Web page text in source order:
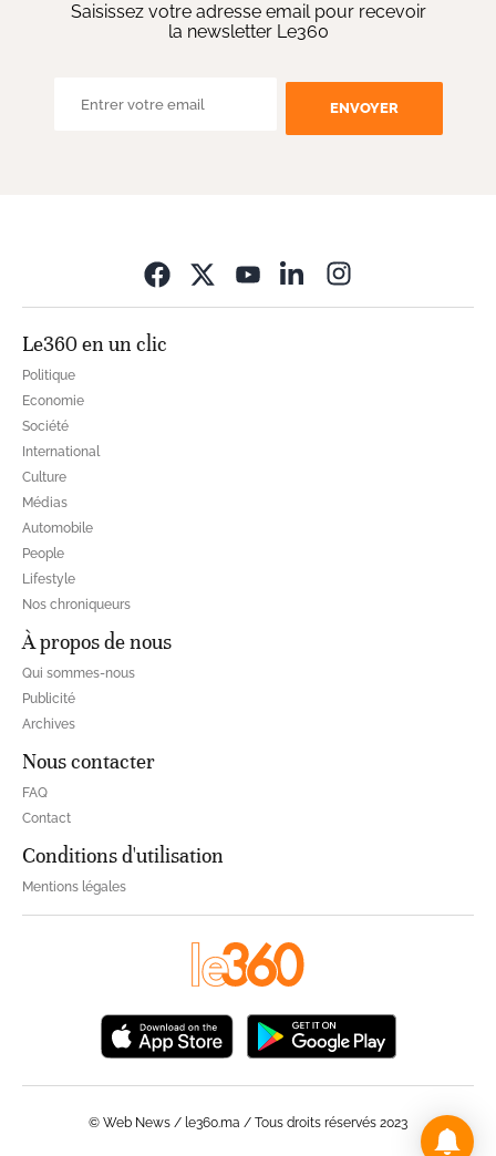
Saisissez votre adresse email pour recevoir
la newsletter Le360
ENVOYER
Le360 en un clic
Politique
Economie
Société
International
Culture
Médias
Automobile
People
Lifestyle
Nos chroniqueurs
À propos de nous
Qui sommes-nous
Publicité
Archives
Nous contacter
FAQ
Contact
Conditions d'utilisation
Mentions légales
© Web News / le360.ma / Tous droits réservés 2023